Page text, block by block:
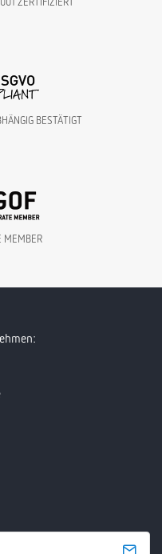
BESTÄTIGT
MEMBER